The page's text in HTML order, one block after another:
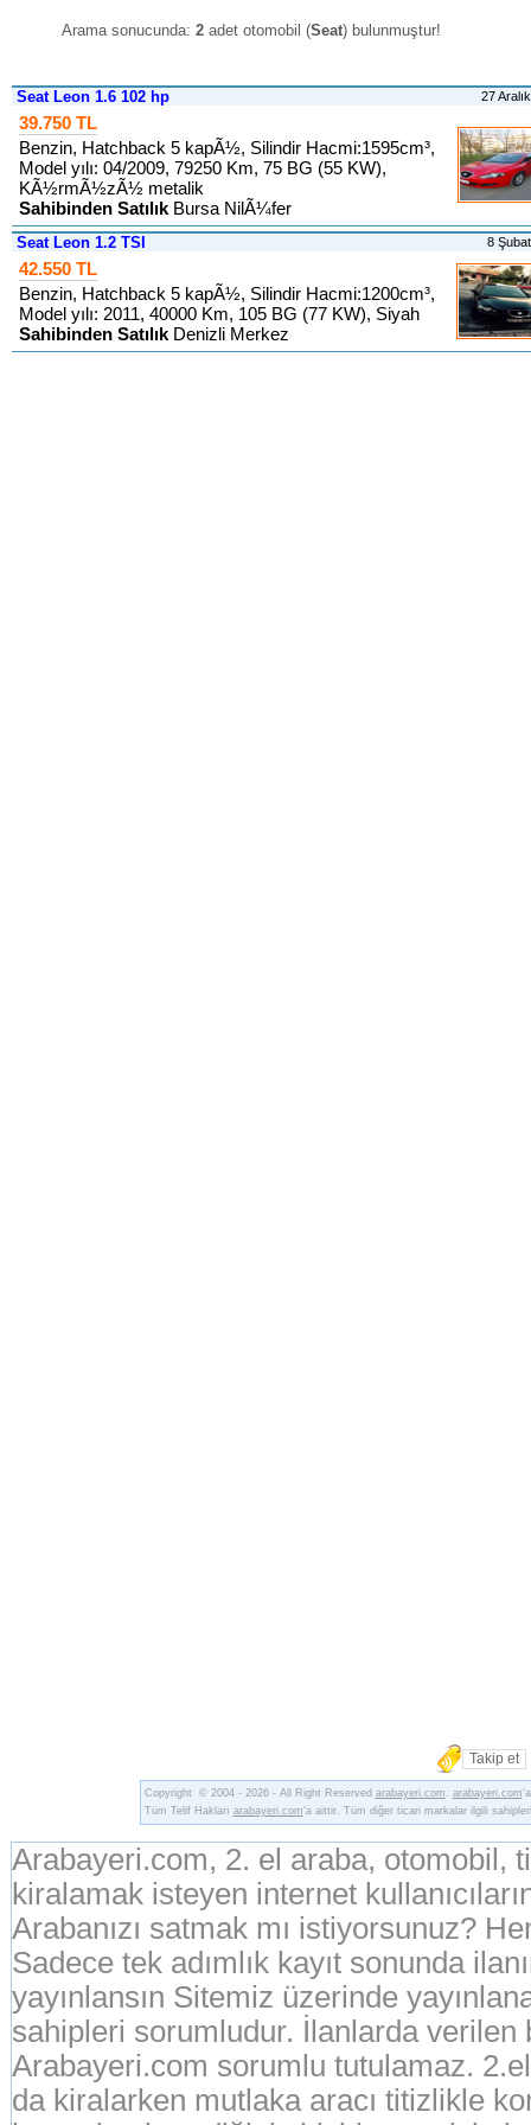
Arama sonucunda: 2 adet otomobil (Seat) bulunmuştur!
Seat Leon 1.6 102 hp 27
39.750 TL
Benzin, Hatchback 5 kapÃ½, Silindir Hacmi:1595cm³,
Model yılı: 04/2009, 79250 Km, 75 BG (55 KW),
KÃ½rmÃ½zÃ½ metalik
Sahibinden Satılık Bursa NilÃ¼fer
Seat Leon 1.2 TSI 8
42.550 TL
Benzin, Hatchback 5 kapÃ½, Silindir Hacmi:1200cm³,
Model yılı: 2011, 40000 Km, 105 BG (77 KW), Siyah
Sahibinden Satılık Denizli Merkez
Takip et
Copyright © 2004 - 2026 - All Right Reserved arabayeri.com . arabayeri.com
Tüm Telif Hakları arabayeri.com'a aittir. Tüm diğer ticari markalar ilgili
Arabayeri.com, 2. el araba, otomobil,
kiralamak isteyen internet
Arabanızı satmak mı istiyorsunuz?
Sadece tek adımlık kayıt sonunda
yayınlansın Sitemiz üzerinde
sahipleri sorumludur. İlanlarda verilen
Arabayeri.com sorumlu tutulamaz.
da kiralarken mutlaka aracı titizlikle